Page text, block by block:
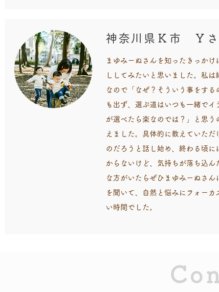
神奈川県Ｋ市 Ｙ
まゆみーぬさんを知ったきっか
ししてみたいと思いました。私
なので「なぜ？そういう事をす
も出ず、選ぶ道はいつも一緒で
が選べたら楽なのでは？」と思
えました。具体的に教えていた
のだろうと話し始め、終わる頃
からないけど、気持ちが落ち込
な方がいたらぜひまゆみーぬさ
を聞いて、自然と悩みにフォー
い時間でした。